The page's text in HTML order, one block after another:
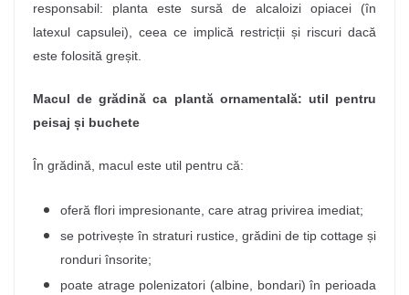
responsabil: planta este sursă de alcaloizi opiacei (în
latexul capsulei), ceea ce implică restricții și riscuri dacă
este folosită greșit.
Macul de grădină ca plantă ornamentală: util pentru
peisaj și buchete
În grădină, macul este util pentru că:
oferă flori impresionante, care atrag privirea imediat;
se potrivește în straturi rustice, grădini de tip cottage și
ronduri însorite;
poate atrage polenizatori (albine, bondari) în perioada